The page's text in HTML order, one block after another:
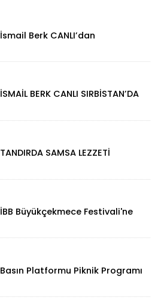
İsmail Berk CANLI’dan
İSMAİL BERK CANLI SIRBİSTAN’DA
TANDIRDA SAMSA LEZZETİ
İBB Büyükçekmece Festivali'ne
Basın Platformu Piknik Programı